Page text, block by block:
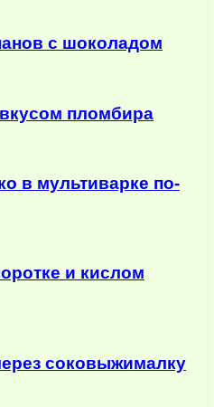
с шоколадом
пломбира
в мультиварке по-
и кислом
соковыжималку